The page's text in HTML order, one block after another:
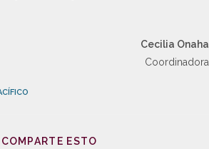
Cecilia Onaha
Coordinadora
COMPARTE ESTO